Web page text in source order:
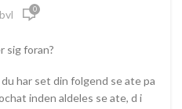
0
sig foran?
har set din folgend se ate pa
inden aldeles se ate, d i